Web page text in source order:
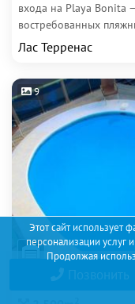
Этот сайт использует
персонализации услуг
Продолжая
входа на Playa Bonita
востребованных
Лас Терренас
9
2 100 000€
Позвонить